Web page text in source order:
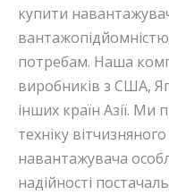
купити
потребам. Наша
виробників з США,
інших країн Азії. Ми
техніку
навантажувача
надійності